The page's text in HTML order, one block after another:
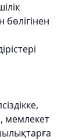
мемлекет